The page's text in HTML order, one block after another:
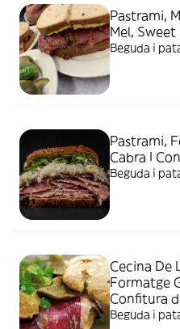
Pastrami,
Mel, Sweet
Beguda i
Pastrami,
Cabra I
Beguda i
Cecina De
Formatge
Confitura
Beguda i